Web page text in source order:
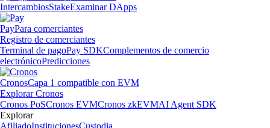
IntercambiosStakeExaminar DApps
PayPara comerciantes
Registro de comerciantes
Terminal de pagoPay SDKComplementos de comercio
electrónicoPredicciones
CronosCapa 1 compatible con EVM
Explorar Cronos
Cronos PoSCronos EVMCronos zkEVMAI Agent SDK
Explorar
AfiliadoInstitucionesCustodia